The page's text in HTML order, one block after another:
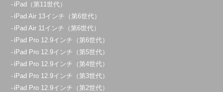
iPad（第11世代）
iPad Air 13インチ（第6世代）
iPad Air 11インチ（第6世代）
iPad Pro 12.9インチ（第6世代）
iPad Pro 12.9インチ（第5世代）
iPad Pro 12.9インチ（第4世代）
iPad Pro 12.9インチ（第3世代）
iPad Pro 12.9インチ（第2世代）